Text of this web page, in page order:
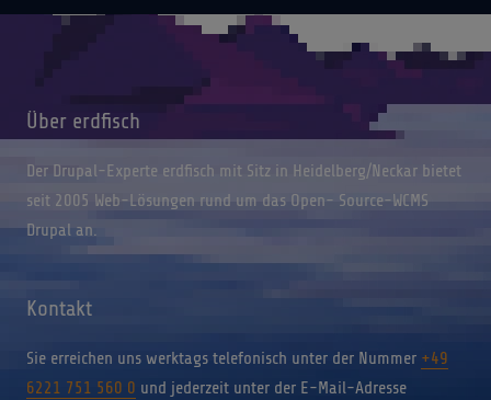
Über erdfisch
Der Drupal-Experte erdfisch mit Sitz in Heidelberg/Neckar bietet
seit 2005 Web-Lösungen rund um das Open- Source-WCMS
Drupal an.
Kontakt
Sie erreichen uns werktags telefonisch unter der Nummer +49
6221 751 560 0 und jederzeit unter der E-Mail-Adresse